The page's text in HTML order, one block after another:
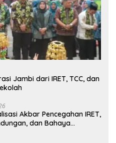
Jambi dari IRET, TCC, dan
Akbar Pencegahan IRET,
dan Bahaya